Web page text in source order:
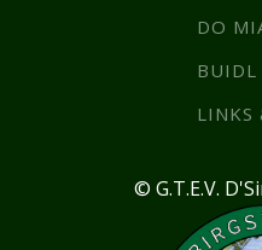
DO
BUIDL
LINKS
© G.T.E.V.